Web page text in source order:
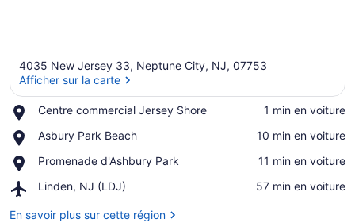
4035 New Jersey 33, Neptune City, NJ, 07753
Afficher sur la carte
Centre commercial Jersey Shore
Place,
commercial
Shore
‪1 min en voiture‬
Asbury Park Beach
Place,
Park
‪10 min en voiture‬
Promenade d'Ashbury Park
Place,
d'Ashbury
‪11 min en voiture‬
Linden, NJ (LDJ)
Airport,
NJ
‪57 min en voiture‬
En savoir plus sur cette région